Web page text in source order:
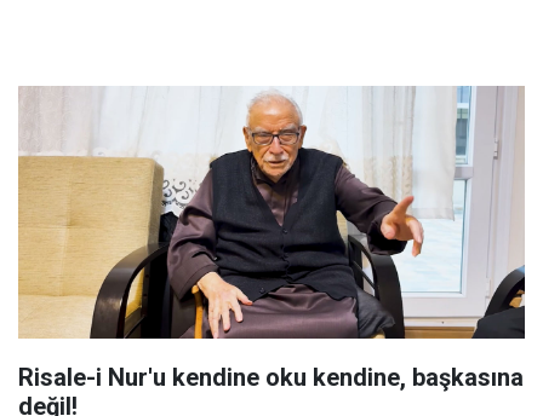
Risale-i Nur'u kendine oku kendine, başkasına
değil!